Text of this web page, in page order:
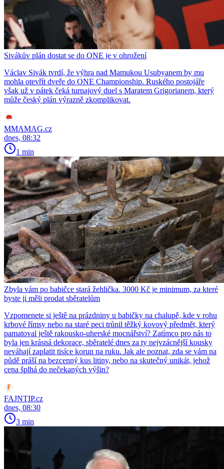
Sivákův plán dostat se do ONE je v ohrožení
Václav Sivák tvrdí, že výhra nad Mamukou Usubyanem by mu
mohla otevřít dveře do ONE Championship. Ruského postojáře
však už v pátek čeká turnajový duel s Maratem Grigorianem, který
může český plán výrazně zkomplikovat.
MMAMAG.cz
dnes, 08:32
1 min
Zbyla vám po babičce stará žehlička. 3000 Kč je minimum, za které
byste ji měli prodat sběratelům
Vzpomenete si ještě na prázdniny u babičky na chalupě, kde v rohu
krbové římsy nebo na staré peci trůnil těžký kovový předmět, který
pamatoval ještě rakousko-uherské mocnářství? Zatímco pro nás to
byla jen krásná dekorace, sběratelé dnes za ty nejvzácnější kousky
neváhají zaplatit tisíce korun na ruku. Jak ale poznat, zda se vám na
půdě práší na bezcenný kus litiny, nebo na skutečný unikát, jehož
cena šplhá do nečekaných výšin?
FAJNTIP.cz
dnes, 08:30
3 min